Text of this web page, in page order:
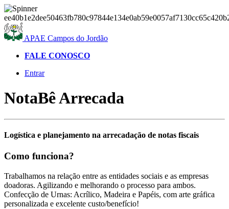
APAE Campos do Jordão
FALE CONOSCO
Entrar
NotaBê Arrecada
Logística e planejamento na arrecadação de notas fiscais
Como funciona?
Trabalhamos na relação entre as entidades sociais e as empresas
doadoras. Agilizando e melhorando o processo para ambos.
Confecção de Urnas: Acrílico, Madeira e Papéis, com arte gráfica
personalizada e excelente custo/benefício!